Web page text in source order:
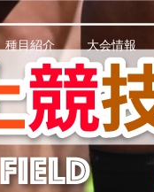
種目紹介 大会情報